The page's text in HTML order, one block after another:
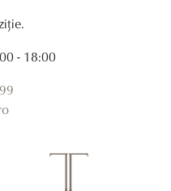
- 18:00